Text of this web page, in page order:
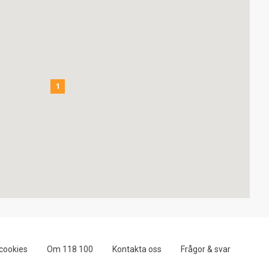
1
Om 118 100 Kontakta oss Frågor & svar